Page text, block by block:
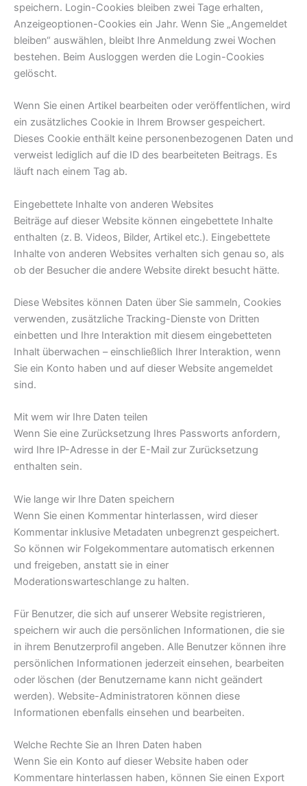
speichern. Login-Cookies bleiben zwei Tage erhalten,
Anzeigeoptionen-Cookies ein Jahr. Wenn Sie „Angemeldet
bleiben“ auswählen, bleibt Ihre Anmeldung zwei Wochen
bestehen. Beim Ausloggen werden die Login-Cookies
gelöscht.
Wenn Sie einen Artikel bearbeiten oder veröffentlichen, wird
ein zusätzliches Cookie in Ihrem Browser gespeichert.
Dieses Cookie enthält keine personenbezogenen Daten und
verweist lediglich auf die ID des bearbeiteten Beitrags. Es
läuft nach einem Tag ab.
Eingebettete Inhalte von anderen Websites
Beiträge auf dieser Website können eingebettete Inhalte
enthalten (z. B. Videos, Bilder, Artikel etc.). Eingebettete
Inhalte von anderen Websites verhalten sich genau so, als
ob der Besucher die andere Website direkt besucht hätte.
Diese Websites können Daten über Sie sammeln, Cookies
verwenden, zusätzliche Tracking-Dienste von Dritten
einbetten und Ihre Interaktion mit diesem eingebetteten
Inhalt überwachen – einschließlich Ihrer Interaktion, wenn
Sie ein Konto haben und auf dieser Website angemeldet
sind.
Mit wem wir Ihre Daten teilen
Wenn Sie eine Zurücksetzung Ihres Passworts anfordern,
wird Ihre IP-Adresse in der E-Mail zur Zurücksetzung
enthalten sein.
Wie lange wir Ihre Daten speichern
Wenn Sie einen Kommentar hinterlassen, wird dieser
Kommentar inklusive Metadaten unbegrenzt gespeichert.
So können wir Folgekommentare automatisch erkennen
und freigeben, anstatt sie in einer
Moderationswarteschlange zu halten.
Für Benutzer, die sich auf unserer Website registrieren,
speichern wir auch die persönlichen Informationen, die sie
in ihrem Benutzerprofil angeben. Alle Benutzer können ihre
persönlichen Informationen jederzeit einsehen, bearbeiten
oder löschen (der Benutzername kann nicht geändert
werden). Website-Administratoren können diese
Informationen ebenfalls einsehen und bearbeiten.
Welche Rechte Sie an Ihren Daten haben
Wenn Sie ein Konto auf dieser Website haben oder
Kommentare hinterlassen haben, können Sie einen Export